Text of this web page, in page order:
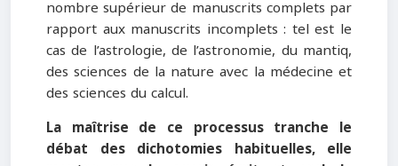
nombre supérieur de manuscrits complets par
rapport aux manuscrits incomplets : tel est le
cas de l’astrologie, de l’astronomie, du mantiq,
des sciences de la nature avec la médecine et
des sciences du calcul.
La maîtrise de ce processus tranche le
débat des dichotomies habituelles, elle